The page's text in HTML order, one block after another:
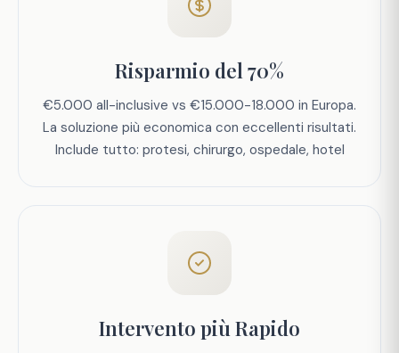
Risparmio del 70%
€5.000 all-inclusive vs €15.000-18.000 in Europa.
La soluzione più economica con eccellenti risultati.
Include tutto: protesi, chirurgo, ospedale, hotel
Intervento più Rapido